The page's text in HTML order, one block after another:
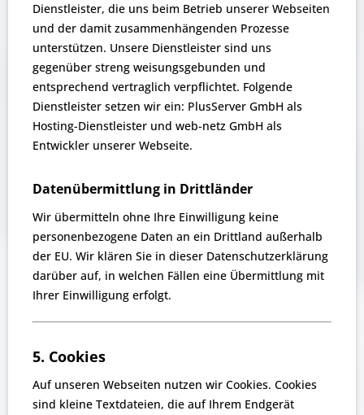
Dienstleister, die uns beim Betrieb unserer Webseiten
und der damit zusammenhängenden Prozesse
unterstützen. Unsere Dienstleister sind uns
gegenüber streng weisungsgebunden und
entsprechend vertraglich verpflichtet. Folgende
Dienstleister setzen wir ein: PlusServer GmbH als
Hosting-Dienstleister und web-netz GmbH als
Entwickler unserer Webseite.
Datenübermittlung in Drittländer
Wir übermitteln ohne Ihre Einwilligung keine
personenbezogene Daten an ein Drittland außerhalb
der EU. Wir klären Sie in dieser Datenschutzerklärung
darüber auf, in welchen Fällen eine Übermittlung mit
Ihrer Einwilligung erfolgt.
5. Cookies
Auf unseren Webseiten nutzen wir Cookies. Cookies
sind kleine Textdateien, die auf Ihrem Endgerät